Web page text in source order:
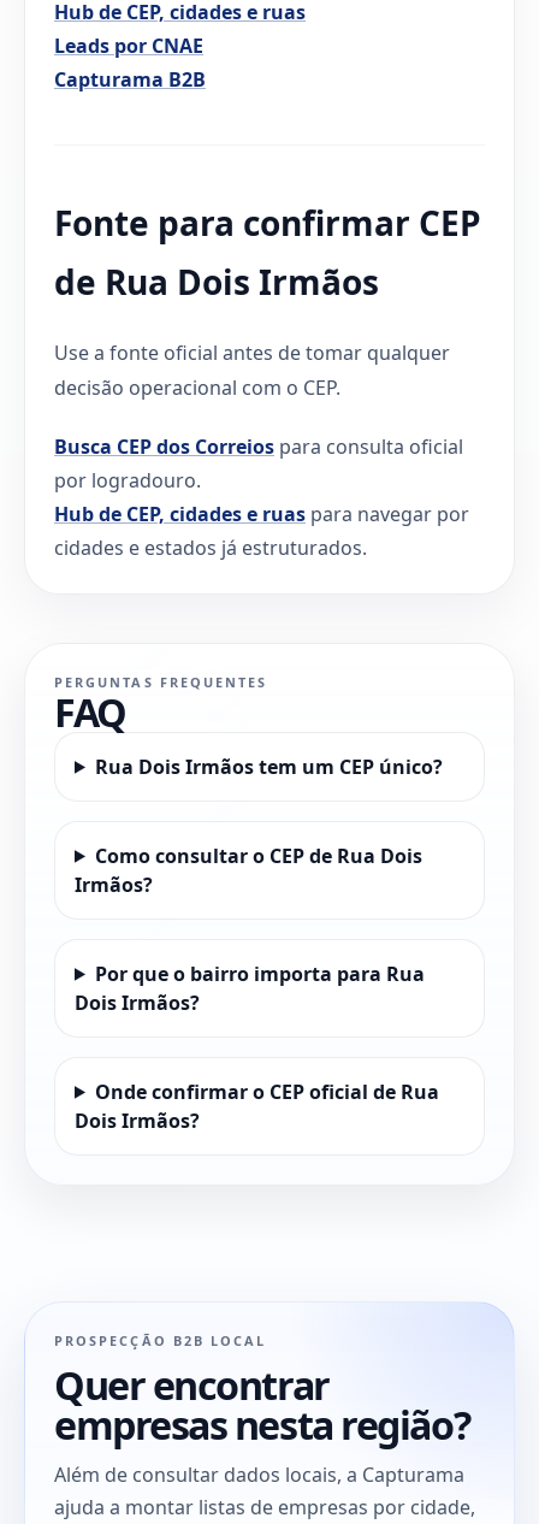
Hub de CEP, cidades e ruas
Leads por CNAE
Capturama B2B
Fonte para confirmar CEP
de Rua Dois Irmãos
Use a fonte oficial antes de tomar qualquer
decisão operacional com o CEP.
Busca CEP dos Correios para consulta oficial
por logradouro.
Hub de CEP, cidades e ruas para navegar por
cidades e estados já estruturados.
PERGUNTAS FREQUENTES
FAQ
Rua Dois Irmãos tem um CEP único?
Como consultar o CEP de Rua Dois
Irmãos?
Por que o bairro importa para Rua
Dois Irmãos?
Onde confirmar o CEP oficial de Rua
Dois Irmãos?
PROSPECÇÃO B2B LOCAL
Quer encontrar
empresas nesta região?
Além de consultar dados locais, a Capturama
ajuda a montar listas de empresas por cidade,